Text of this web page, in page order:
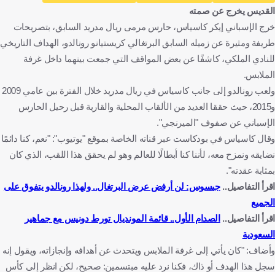
النصر
ريال مدريد
كأس العالم للأندية
كأس العالم إسبانيا
البرتغال
المملكة العربية السعودية
كرة قدم
القديس يخرج عن صمته
خرج الإسباني إيكر كاسياس، حارس مرمى ريال مدريد السابق، بتصريحات
طريفة ومثيرة عن زميله السابق البرتغالي كريستيانو رونالدو، الهداف التاريخي
للنادي الملكي، كاشفًا عن بعض المواقف التي جمعت بينهما داخل غرفة
الملابس.
ولعب رونالدو إلى جانب كاسياس في ريال مدريد خلال الفترة بين عامي 2009
و2015، حيث حققا العديد من الألقاب المحلية والقارية قبل رحيل الحارس
الإسباني عن صفوف "الميرنجي".
وقال كاسياس في بودكاست عبر قناته الخاصة بموقع "يوتيوب": "نعم، كنا دائمًا
نضايقه ونمزح معه، لأننا كنا أبطالًا للعالم وهو لم يحقق هذا اللقب، الذي كان
بمثابة عقدته".
اقرأ التفاصيل..جيسوس: لن أرفض عرض البرتغال.. ولهذا رونالدو يتفوق على
الجميع
اقرأ التفاصيل.. الصدام الأول.. قائمة المونديال تورط دونيس مع جماهير
السعودية
وأضاف: "كان يأتي إلى غرفة الملابس ويتحدث عن أهدافه وإنجازاته، ويقول إنه
سجل هذا الهدف أو ذاك، فكنا نرد عليه مبتسمين: صحيح، لكن انظر إلى كأس